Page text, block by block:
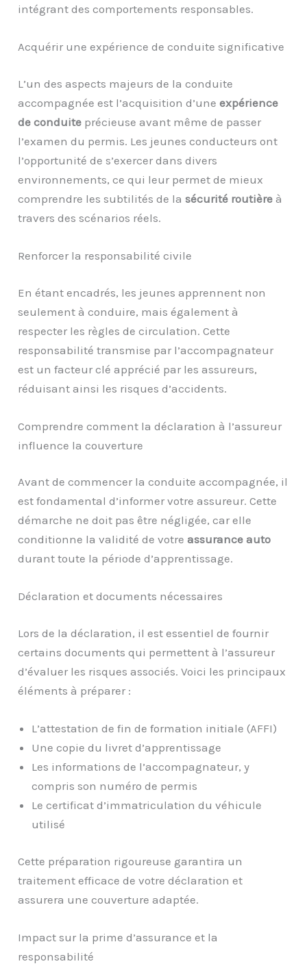
intégrant des comportements responsables.
Acquérir une expérience de conduite significative
L’un des aspects majeurs de la conduite
accompagnée est l’acquisition d’uneexpérience
de conduite précieuse avant même de passer
l’examen du permis. Les jeunes conducteurs ont
l’opportunité de s’exercer dans divers
environnements, ce qui leur permet de mieux
comprendre les subtilités de lasécurité routière à
travers des scénarios réels.
Renforcer la responsabilité civile
En étant encadrés, les jeunes apprennent non
seulement à conduire, mais également à
respecter les règles de circulation. Cette
responsabilité transmise par l’accompagnateur
est un facteur clé apprécié par les assureurs,
réduisant ainsi les risques d’accidents.
Comprendre comment la déclaration à l’assureur
influence la couverture
Avant de commencer la conduite accompagnée, il
est fondamental d’informer votre assureur. Cette
démarche ne doit pas être négligée, car elle
conditionne la validité de votreassurance auto
durant toute la période d’apprentissage.
Déclaration et documents nécessaires
Lors de la déclaration, il est essentiel de fournir
certains documents qui permettent à l’assureur
d’évaluer les risques associés. Voici les principaux
éléments à préparer :
L’attestation de fin de formation initiale (AFFI)
Une copie du livret d’apprentissage
Les informations de l’accompagnateur, y
compris son numéro de permis
Le certificat d’immatriculation du véhicule
utilisé
Cette préparation rigoureuse garantira un
traitement efficace de votre déclaration et
assurera une couverture adaptée.
Impact sur la prime d’assurance et la
responsabilité